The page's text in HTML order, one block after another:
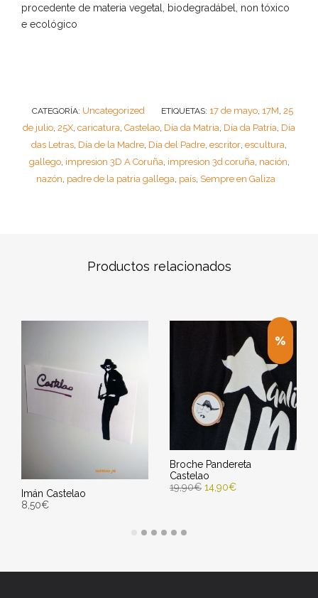
procedente de materia vegetal, biodegradábel, non tóxico
e ecológico
CATEGORÍA: Uncategorized ETIQUETAS: 17 de mayo, 17M, 25
de julio, 25X, caricatura, Castelao, Día da Matria, Día da Patría, Día
das Letras, Día de la Madre, Día del Padre, escritor, escultura,
gallego, impresion 3D A Coruña, impresion 3d coruña, nación,
nazón, padre de la patria gallega, país, Sempre en Galiza
Productos relacionados
Imán Castelao
8,50€
12/08/2026 - 14/08/2026
Broche Pandereta
Castelao
19,90€ 14,90€